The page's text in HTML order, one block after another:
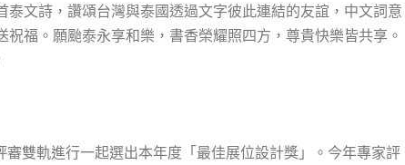
文詩，讚頌台灣與泰國透過文字彼此連結的友誼，中文詞意
福。願颱泰永享和樂，書香榮耀照四方，尊貴快樂皆共享。
雙軌進行一起選出本年度「最佳展位設計獎」。今年專家評